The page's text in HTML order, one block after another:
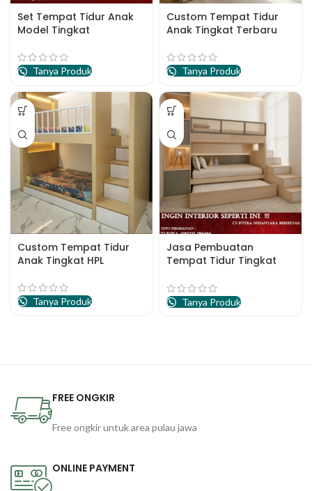
Set Tempat Tidur Anak
Model Tingkat
Tanya Produk
Custom Tempat Tidur
Anak Tingkat Terbaru
Tanya Produk
Custom Tempat Tidur
Anak Tingkat HPL
Tanya Produk
Jasa Pembuatan
Tempat Tidur Tingkat
Tanya Produk
FREE ONGKIR
Free ongkir untuk area pulau jawa
ONLINE PAYMENT